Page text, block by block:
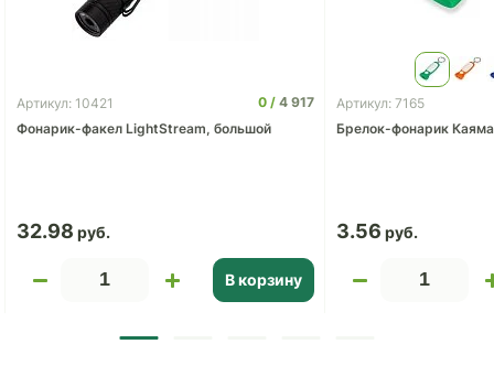
Артикул: 10421 0
4 917
Фонарик-факел LightStream, большой
32.98
В корзину
Артикул: 7165
Брелок-фонарик Каяма
3.56